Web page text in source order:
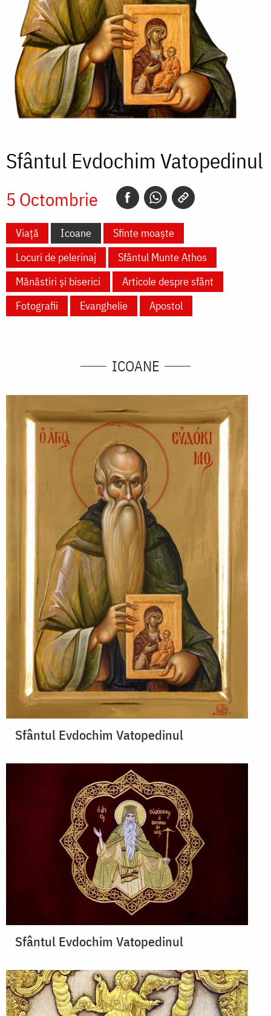
Sfântul Evdochim Vatopedinul
5 Octombrie
Viață Icoane
Sfinte moaște
Locuri de pelerinaj
Sfântul Munte Athos
Mănăstiri și biserici
Articole despre sfânt
Fotografii
Evanghelie Apostol
ICOANE
Sfântul Evdochim Vatopedinul
Sfântul Evdochim Vatopedinul